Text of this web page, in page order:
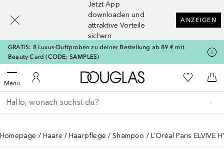
Jetzt App
downloaden und
attraktive Vorteile
sichern
ANZEIGEN
GRATIS: 8 Luxus-Duftproben zu deiner Bestellung ab 89 € mit
Beauty Card (CODE: SAMPLES)
MenüMenü öffnenZu Meinem Kundenkonto
Zur Douglas Startseite
Zu Meiner
Gehe zurück
Suche ausführen
Homepage Haare Haarpflege Shampoo L’Oréal Paris ELVIVE
[navigation.slideout.screenreader]